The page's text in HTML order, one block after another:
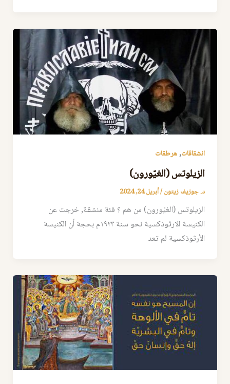
انشقاقات,هرطقات
الزيلوتس (الغيّورون)
د. جوزيف زيتون/أبريل 24, 2024
الزيلوتس (الغيّورون) من هم ؟ فئة منشقة, خرجت عن
الكنيسة الارثوذكسية نحو سنة ١٩٢٣م بحجة أن الكنيسة
الأرثوذكسية لم تعد